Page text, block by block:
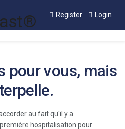
Register Login
pour vous, mais